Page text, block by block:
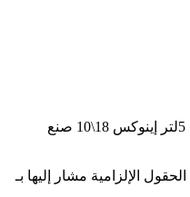
كن أول من يقيم “كوكوت+ كسكاس 5لتر إينوكس 18\10 صنع
الحقول الإلزامية مشار إليها بـ